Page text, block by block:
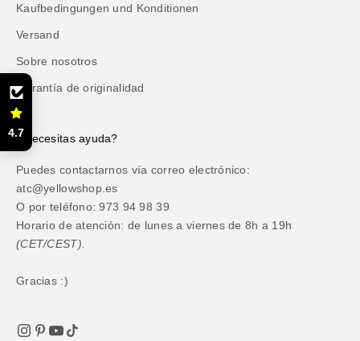
Kaufbedingungen und Konditionen
Versand
Sobre nosotros
Garantía de originalidad
¿Necesitas ayuda?
Puedes contactarnos vía correo electrónico:
atc@yellowshop.es
O por teléfono: 973 94 98 39
Horario de atención: de lunes a viernes de 8h a 19h
(CET/CEST).
Gracias :)
4.7